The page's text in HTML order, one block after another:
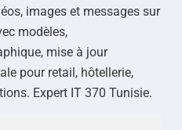
images et messages sur
modèles,
mise à jour
pour retail, hôtellerie,
Expert IT 370 Tunisie.